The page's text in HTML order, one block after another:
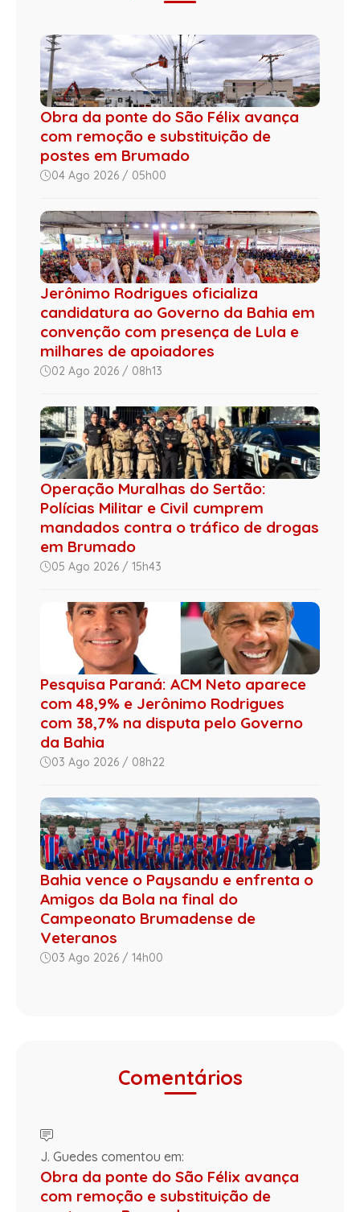
Obra da ponte do São Félix avança
com remoção e substituição de
postes em Brumado
04 Ago 2026 / 05h00
Jerônimo Rodrigues oficializa
candidatura ao Governo da Bahia em
convenção com presença de Lula e
milhares de apoiadores
02 Ago 2026 / 08h13
Operação Muralhas do Sertão:
Polícias Militar e Civil cumprem
mandados contra o tráfico de drogas
em Brumado
05 Ago 2026 / 15h43
Pesquisa Paraná: ACM Neto aparece
com 48,9% e Jerônimo Rodrigues
com 38,7% na disputa pelo Governo
da Bahia
03 Ago 2026 / 08h22
Bahia vence o Paysandu e enfrenta o
Amigos da Bola na final do
Campeonato Brumadense de
Veteranos
03 Ago 2026 / 14h00
Comentários
J. Guedes comentou em:
Obra da ponte do São Félix avança
com remoção e substituição de